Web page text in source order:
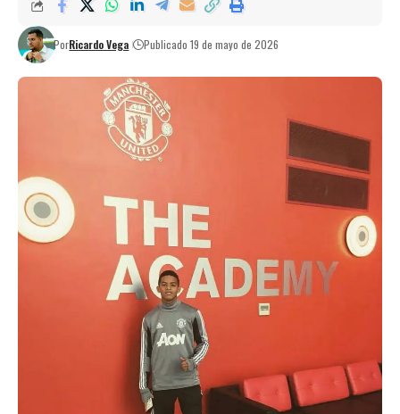
PorRicardo Vega Publicado 19 de mayo de 2026